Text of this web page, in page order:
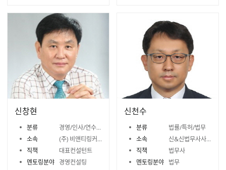
신창현
분류
경영/인사/연수/노무
소속
(주) 비앤티링커스
직책
대표컨설턴트
멘토링분야 경영컨설팅
신천수
분류
법률/특허/법무
소속
신&신법무사사무소
직책
법무사
멘토링분야 법무